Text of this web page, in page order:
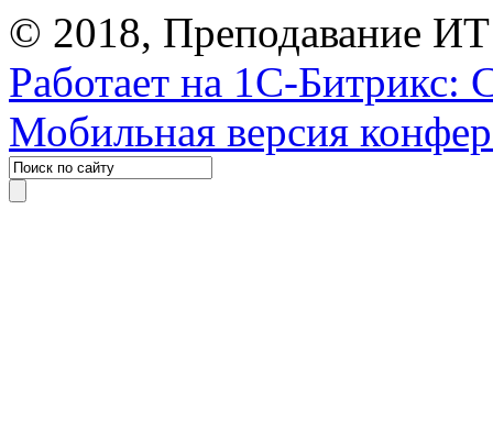
© 2018, Преподавание
Работает на 1С-Битрикс:
Мобильная версия